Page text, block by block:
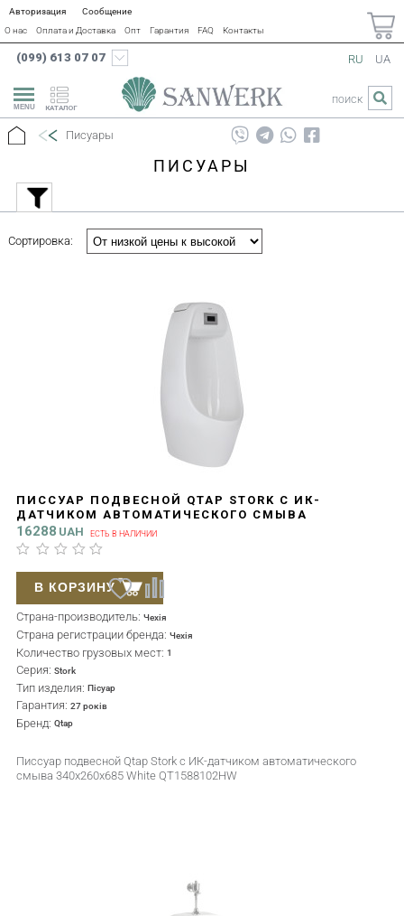
Авторизация
Сообщение
О нас
Оплата и Доставка Опт Гарантия FAQ Контакты
(099) 613 07 07
КАТАЛОГ
RU UA
ПОИСК
Писуары
ПИСУАРЫ
Сортировка:
ПИССУАР ПОДВЕСНОЙ QTAP STORK С ИК-
ДАТЧИКОМ АВТОМАТИЧЕСКОГО СМЫВА
340X260X685 WHITE QT1588102HW
16288 UAH ЕСТЬ В НАЛИЧИИ
Страна-производитель: Чехія
Страна регистрации бренда: Чехія
Количество грузовых мест: 1
Серия: Stork
Тип изделия: Пісуар
Гарантия: 27 років
Бренд: Qtap
Писсуар подвесной Qtap Stork с ИК-датчиком автоматического
смыва 340x260x685 White QT1588102HW
В КОРЗИНУ